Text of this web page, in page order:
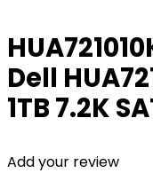
Dell
1TB 7.2K
Add your review